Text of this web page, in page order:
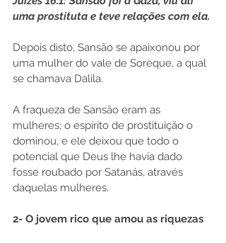
uma prostituta e teve relações com ela.
Depois disto, Sansão se apaixonou por
uma mulher do vale de Soreque, a qual
se chamava Dalila.
A fraqueza de Sansão eram as
mulheres; o espírito de prostituição o
dominou, e ele deixou que todo o
potencial que Deus lhe havia dado
fosse roubado por Satanás, através
daquelas mulheres.
2- O jovem rico que amou as riquezas